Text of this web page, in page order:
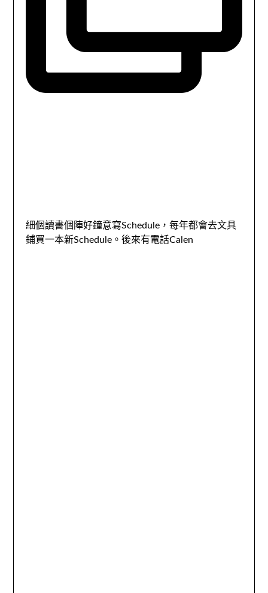
細個讀書個陣好鐘意寫Schedule，每年都會去文具
鋪買一本新Schedule。後來有電話Calen